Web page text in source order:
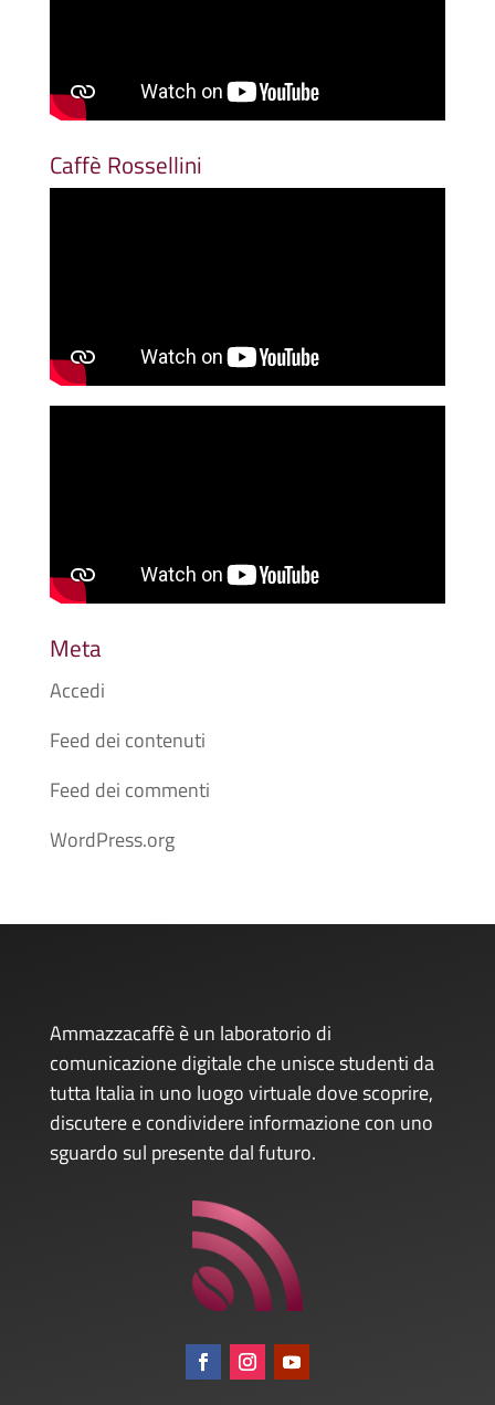
Caffè Rossellini
Meta
Accedi
Feed dei contenuti
Feed dei commenti
WordPress.org
Ammazzacaffè è un laboratorio di
comunicazione digitale che unisce studenti da
tutta Italia in uno luogo virtuale dove scoprire,
discutere e condividere informazione con uno
sguardo sul presente dal futuro.